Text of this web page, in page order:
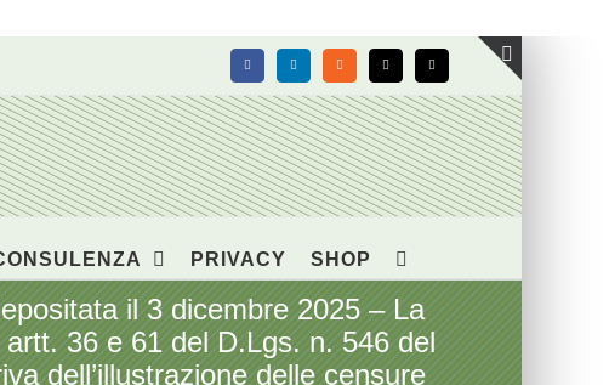
FacebookLinkedIn Rss X Email
PRIVACY SHOP
il 3 dicembre 2025 – La
36 e 61 del D.Lgs. n. 546 del
dell’illustrazione delle censure
Toggle
area
barra
scorrevole